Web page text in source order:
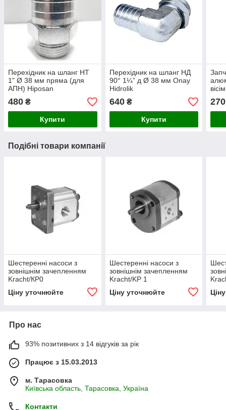
Перехідник на шланг НТ
1" Ø 38 мм пряма (для
АПН) Hiposan
480 ₴
Купити
Перехідник на шланг НД
90° 1¼” д Ø 38 мм Onay
Hidrolik
640₴
Купити
270
Подібні товари компанії
Шестеренні насоси з
зовнішнім зачепленням
Kracht/КР0
Ціну уточнюйте
Шестеренні насоси з
зовнішнім зачепленням
Kracht/KP 1
Ціну уточнюйте
Про нас
93% позитивних з 14 відгуків за рік
Працює з 15.03.2013
м. Тарасовка
Київська область, Тарасовка, Україна
Контакти